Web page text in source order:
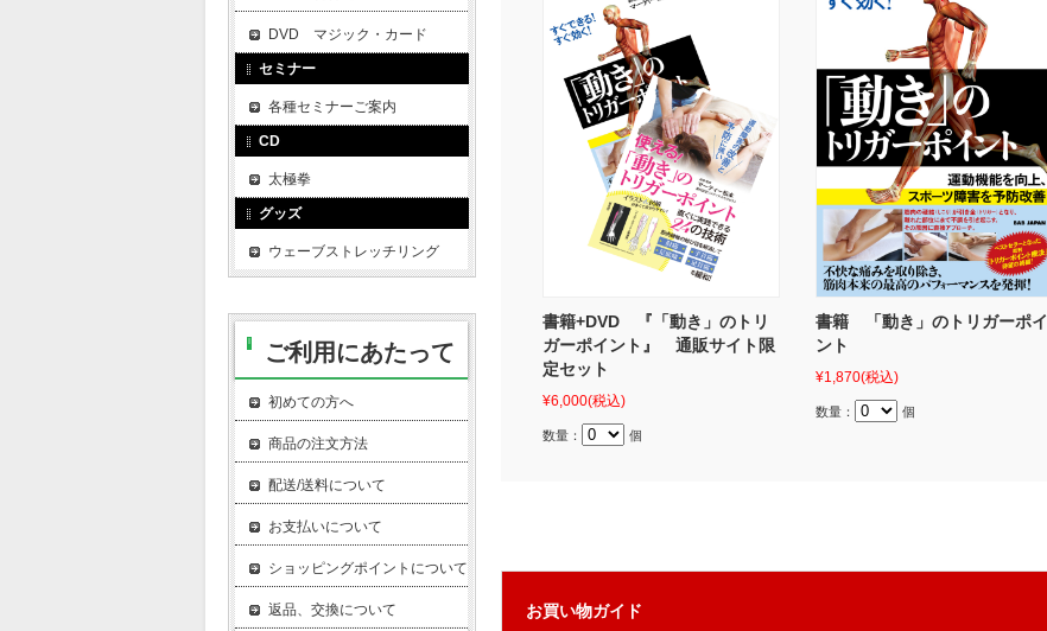
書籍+DVD 『「動き」のトリ
ガーポイント』 通販サイト限
定セット
¥6,000(税込)
数量： 個
書籍 「動き」のトリガーポイ
ント
¥1,870(税込)
数量： 個
お買い物ガイド
DVD マジック・カード
セミナー
各種セミナーご案内
CD
太極拳
グッズ
ウェーブストレッチリング
ご利用にあたって
初めての方へ
商品の注文方法
配送/送料について
お支払いについて
ショッピングポイントについて
返品、交換について